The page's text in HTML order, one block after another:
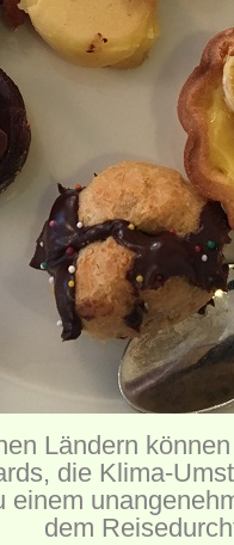
Ländern
die Klima-
einem
dem